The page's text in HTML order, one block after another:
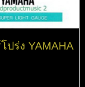
ปร่ง YAMAHA